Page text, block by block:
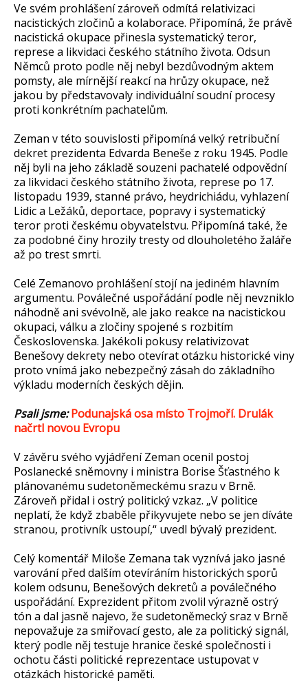
Ve svém prohlášení zároveň odmítá relativizaci
nacistických zločinů a kolaborace. Připomíná, že právě
nacistická okupace přinesla systematický teror,
represe a likvidaci českého státního života. Odsun
Němců proto podle něj nebyl bezdůvodným aktem
pomsty, ale mírnější reakcí na hrůzy okupace, než
jakou by představovaly individuální soudní procesy
proti konkrétním pachatelům.
Zeman v této souvislosti připomíná velký retribuční
dekret prezidenta Edvarda Beneše z roku 1945. Podle
něj byli na jeho základě souzeni pachatelé odpovědní
za likvidaci českého státního života, represe po 17.
listopadu 1939, stanné právo, heydrichiádu, vyhlazení
Lidic a Ležáků, deportace, popravy i systematický
teror proti českému obyvatelstvu. Připomíná také, že
za podobné činy hrozily tresty od dlouholetého žaláře
až po trest smrti.
Celé Zemanovo prohlášení stojí na jediném hlavním
argumentu. Poválečné uspořádání podle něj nevzniklo
náhodně ani svévolně, ale jako reakce na nacistickou
okupaci, válku a zločiny spojené s rozbitím
Československa. Jakékoli pokusy relativizovat
Benešovy dekrety nebo otevírat otázku historické viny
proto vnímá jako nebezpečný zásah do základního
výkladu moderních českých dějin.
Psali jsme:Podunajská osa místo Trojmoří. Drulák
načrtl novou Evropu
V závěru svého vyjádření Zeman ocenil postoj
Poslanecké sněmovny i ministra Borise Šťastného k
plánovanému sudetoněmeckému srazu v Brně.
Zároveň přidal i ostrý politický vzkaz. „V politice
neplatí, že když zbaběle přikyvujete nebo se jen díváte
stranou, protivník ustoupí,“ uvedl bývalý prezident.
Celý komentář Miloše Zemana tak vyznívá jako jasné
varování před dalším otevíráním historických sporů
kolem odsunu, Benešových dekretů a poválečného
uspořádání. Exprezident přitom zvolil výrazně ostrý
tón a dal jasně najevo, že sudetoněmecký sraz v Brně
nepovažuje za smiřovací gesto, ale za politický signál,
který podle něj testuje hranice české společnosti i
ochotu části politické reprezentace ustupovat v
otázkách historické paměti.